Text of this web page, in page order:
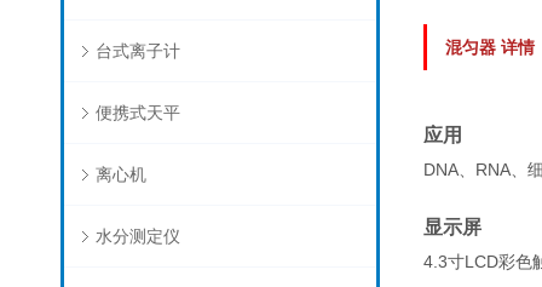
台式离子计
便携式天平
离心机
水分测定仪
混匀器 详情
应用
DNA、RNA、
显示屏
4.3寸LCD彩色